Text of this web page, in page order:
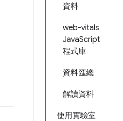
資料
web-vitals
JavaScript
程式庫
資料匯總
解讀資料
使用實驗室